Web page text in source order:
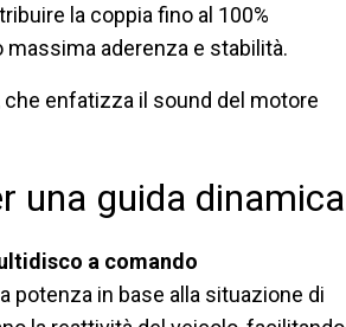
la coppia fino al 100%
aderenza e stabilità.
enfatizza il sound del motore
una guida dinamica
a comando
potenza in base alla situazione di